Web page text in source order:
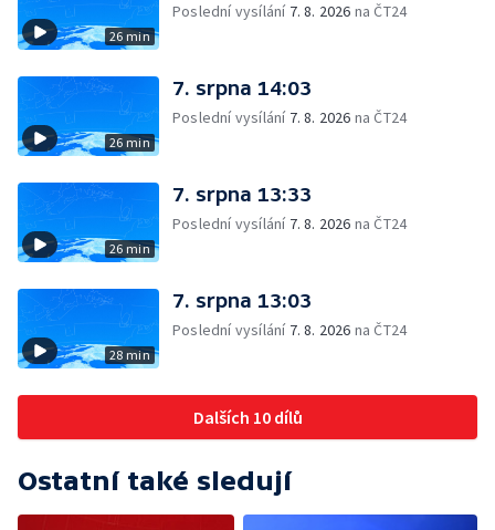
26 min
Poslední vysílání 7. 8. 2026 na ČT24
26 min
7. srpna 14:03
Poslední vysílání 7. 8. 2026 na ČT24
26 min
7. srpna 13:33
Poslední vysílání 7. 8. 2026 na ČT24
28 min
7. srpna 13:03
Poslední vysílání 7. 8. 2026 na ČT24
Dalších 10 dílů
Ostatní také sledují